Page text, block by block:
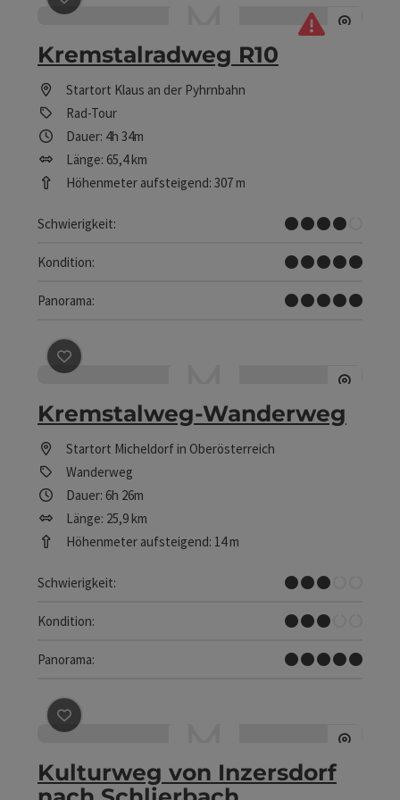
Beitrag merken
Kremstalradweg R10
Startort Klaus an der Pyhrnbahn
Rad-Tour
Dauer: 4h 34m
Länge: 65,4 km
Höhenmeter aufsteigend: 307 m
Schwierigkeit:
Schwer
Kondition:
Sehr schwer
Panorama:
Traumtour
Beitrag merken
Kremstalweg-Wanderweg
Startort Micheldorf in Oberösterreich
Wanderweg
Dauer: 6h 26m
Länge: 25,9 km
Höhenmeter aufsteigend: 14 m
Schwierigkeit:
Mittel
Kondition:
Mittel
Panorama:
Traumtour
Beitrag merken : Kulturweg von Inzersdorf nach
Kulturweg von Inzersdorf